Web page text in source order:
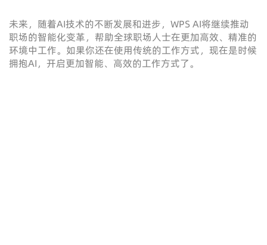
未来，随着AI技术的不断发展和进步，WPS AI将继续推动
职场的智能化变革，帮助全球职场人士在更加高效、精准的
环境中工作。如果你还在使用传统的工作方式，现在是时候
拥抱AI，开启更加智能、高效的工作方式了。